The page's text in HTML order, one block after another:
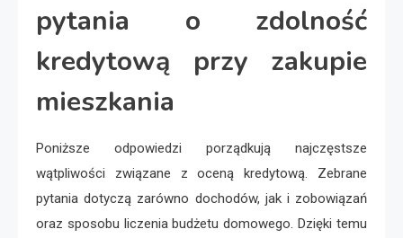
pytania o zdolność
kredytową przy zakupie
mieszkania
Poniższe odpowiedzi porządkują najczęstsze
wątpliwości związane z oceną kredytową. Zebrane
pytania dotyczą zarówno dochodów, jak i zobowiązań
oraz sposobu liczenia budżetu domowego. Dzięki temu